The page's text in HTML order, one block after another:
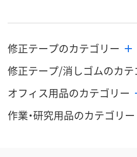
修正テープのカテゴリー
修正テープ/消しゴムのカテ
オフィス用品のカテゴリー
作業・研究用品のカテゴリー